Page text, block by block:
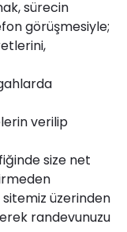
sürecin
görüşmesiyle;
verilip
size net
üzerinden
randevunuzu